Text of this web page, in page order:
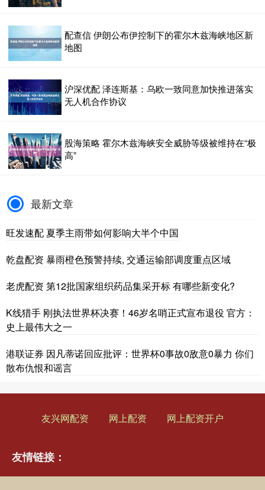
配查信 伊朗公布伊控制下的霍尔木兹海峡地区新
地图
沪深优配 泽连斯基：乌欧一致同意加快推进落实
无人机合作协议
股海策略 霍尔木兹海峡安全威胁等级被维持在“极
高”
最新文章
旺发速配 夏季主雨带如何影响大半个中国
乾盘配资 暴雨橙色预警持续, 交通运输部调度重点区域
老虎配资 第12批国家组织药品集采开标 有哪些新变化?
K线猎手 刚执法世界杯决赛！46岁名哨正式宣布退役 官方：
史上最伟大之一
港联证券 因凡蒂诺回应批评：世界杯0事故0敌意0暴力 你们
散布仇恨和谣言
友兴网配资 网上配资 网上配资开户
友情链接：